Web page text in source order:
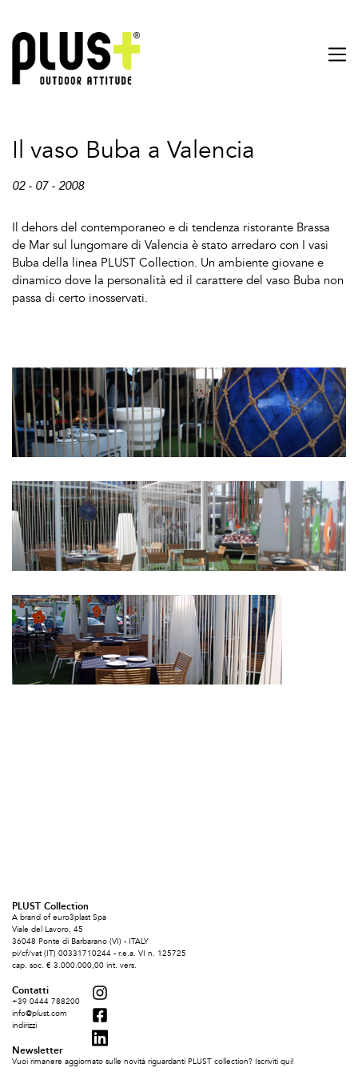
Il vaso Buba a Valencia
02 - 07 - 2008
Il dehors del contemporaneo e di tendenza ristorante Brassa
de Mar sul lungomare di Valencia è stato arredaro con I vasi
Buba della linea PLUST Collection. Un ambiente giovane e
dinamico dove la personalità ed il carattere del vaso Buba non
passa di certo inosservati.
PLUST Collection
A brand of euro3plast Spa
Viale del Lavoro, 45
36048 Ponte di Barbarano (VI) - ITALY
pi/cf/vat (IT) 00331710244 - r.e.a. VI n. 125725
cap. soc. € 3.000.000,00 int. vers.
Contatti
+39 0444 788200
info@plust.com
indirizzi
Newsletter
Vuoi rimanere aggiornato sulle novità riguardanti PLUST collection? Iscriviti qui!